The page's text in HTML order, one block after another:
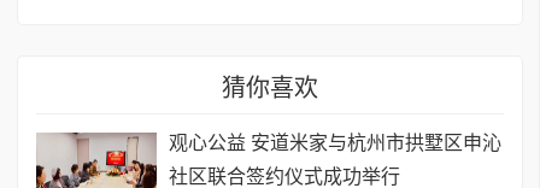
猜你喜欢
观心公益 安道米家与杭州市拱墅区申沁
社区联合签约仪式成功举行